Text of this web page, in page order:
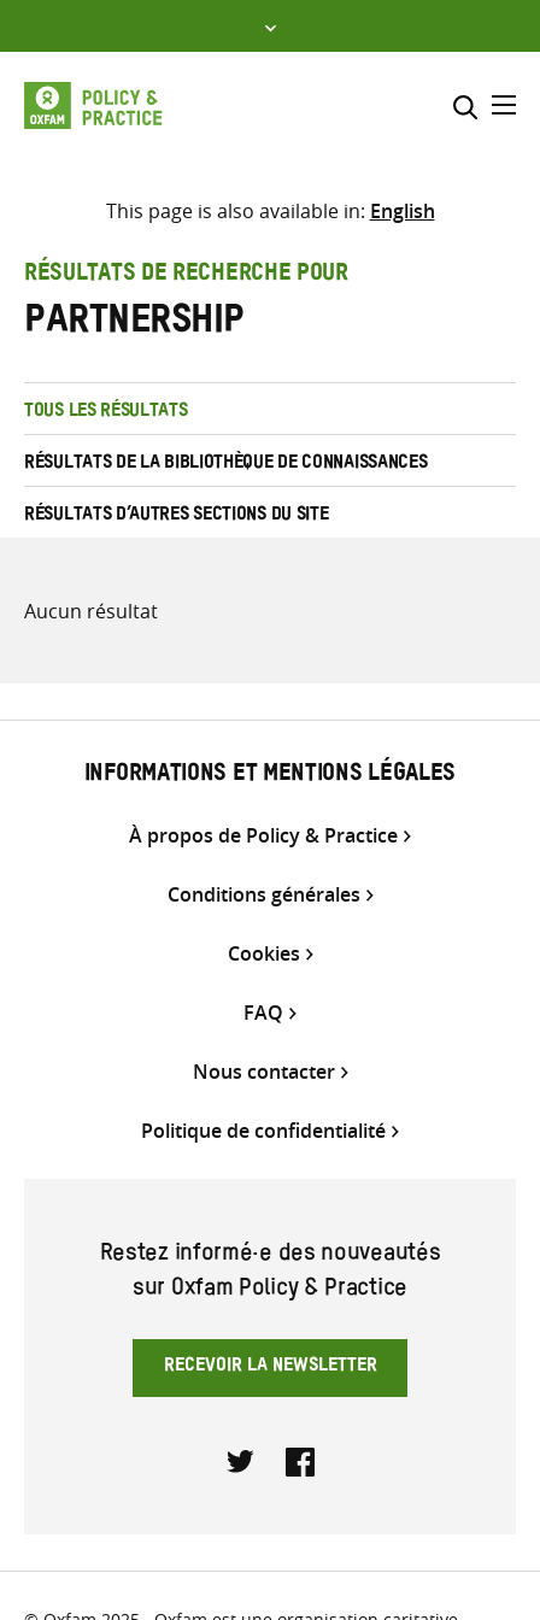
to
content
Sélectionner l’emplacement
Saisir
This page is also available in: English
RÉSULTATS DE RECHERCHE POUR
partnership
TOUS LES RÉSULTATS
RÉSULTATS DE LA BIBLIOTHÈQUE DE CONNAISSANCES
RÉSULTATS D’AUTRES SECTIONS DU SITE
Aucun résultat
INFORMATIONS ET MENTIONS LÉGALES
À propos de Policy & Practice
Conditions générales
Cookies
FAQ
Nous contacter
Politique de confidentialité
Restez informé·e des nouveautés
sur Oxfam Policy & Practice
RECEVOIR LA NEWSLETTER